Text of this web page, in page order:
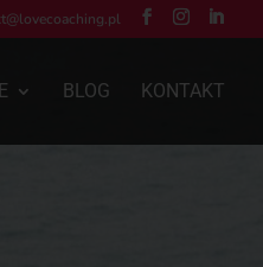
BLOG KONTAKT